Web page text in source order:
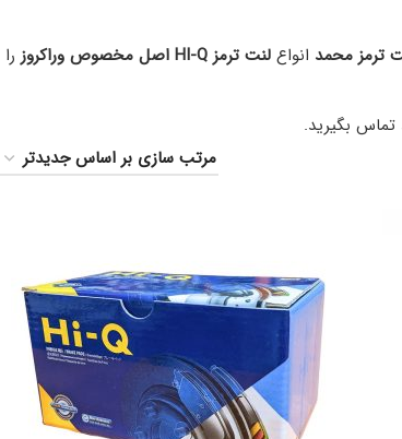
ترمز محمد انواعلنت ترمز HI-Q اصل مخصوص وراکروز
را
تماس بگیرید.